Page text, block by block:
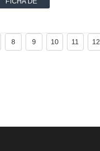
8 9 10 11 12